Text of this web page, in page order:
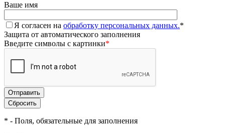
Ваше имя
Я согласен на обработку персональных данных.*
Защита от автоматического заполнения
Введите символы с картинки*
* - Поля, обязательные для заполнения